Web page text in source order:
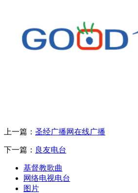
上一篇： 圣经广播网在线广播
下一篇： 良友电台
基督教歌曲
网络电视电台
图片